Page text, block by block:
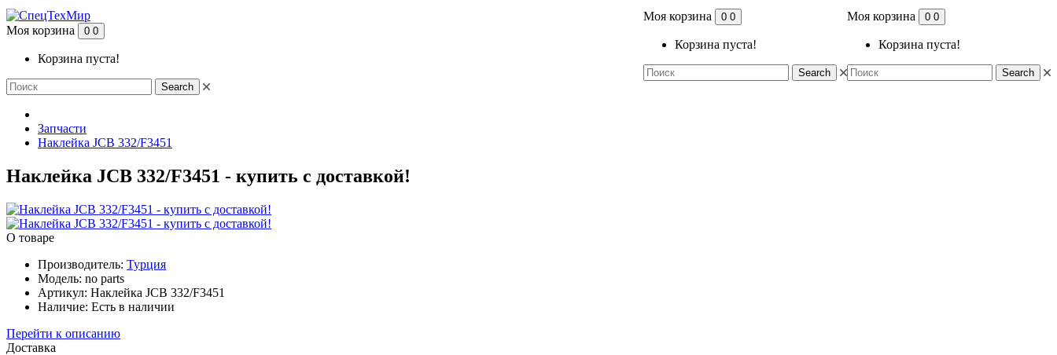
Моя корзина 0 0
Корзина пуста!
Search
Моя корзина 0 0
Корзина пуста!
Search
Моя корзина 0 0
Корзина пуста!
Search
Запчасти
Наклейка JCB 332/F3451
Наклейка JCB 332/F3451 - купить с доставкой!
О товаре
Производитель: Турция
Модель: no parts
Артикул: Наклейка JCB 332/F3451
Наличие: Есть в наличии
Перейти к описанию
Доставка